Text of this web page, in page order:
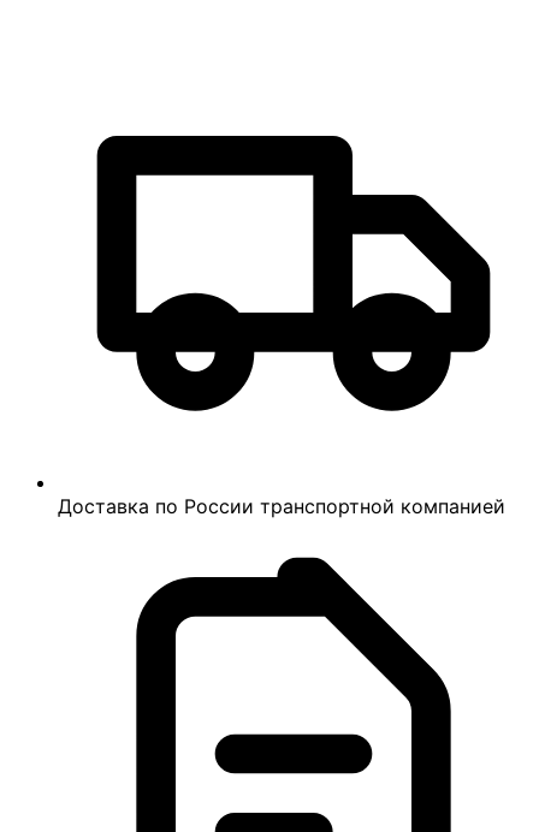
Доставка по России транспортной компанией